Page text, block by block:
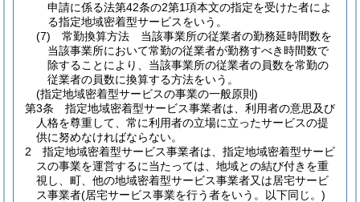
申請に係る法第42条の2第1項本文の指定を受けた者によ
る指定地域密着型サービスをいう。
(7)
常勤換算方法 当該事業所の従業者の勤務延時間数を
当該事業所において常勤の従業者が勤務すべき時間数で
除することにより、当該事業所の従業者の員数を常勤の
従業者の員数に換算する方法をいう。
(指定地域密着型サービスの事業の一般原則)
第3条
指定地域密着型サービス事業者は、利用者の意思及び
人格を尊重して、常に利用者の立場に立ったサービスの提
供に努めなければならない。
2
指定地域密着型サービス事業者は、指定地域密着型サービ
スの事業を運営するに当たっては、地域との結び付きを重
視し、町、他の地域密着型サービス事業者又は居宅サービ
ス事業者(居宅サービス事業を行う者をいう。以下同じ。)